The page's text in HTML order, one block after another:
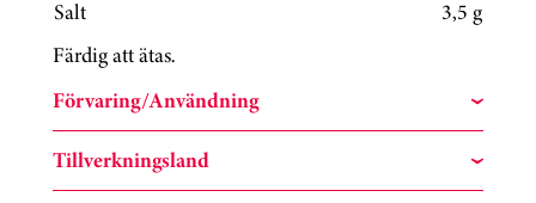
Salt
3,5 g
Färdig att ätas.
Förvaring/Användning
Tillverkningsland